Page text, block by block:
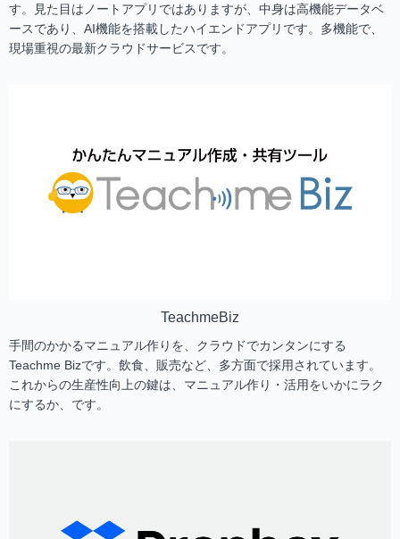
す。見た目はノートアプリではありますが、中身は高機能データベ
ースであり、AI機能を搭載したハイエンドアプリです。多機能で、
現場重視の最新クラウドサービスです。
TeachmeBiz
手間のかかるマニュアル作りを、クラウドでカンタンにする
Teachme Bizです。飲食、販売など、多方面で採用されています。
これからの生産性向上の鍵は、マニュアル作り・活用をいかにラク
にするか、です。